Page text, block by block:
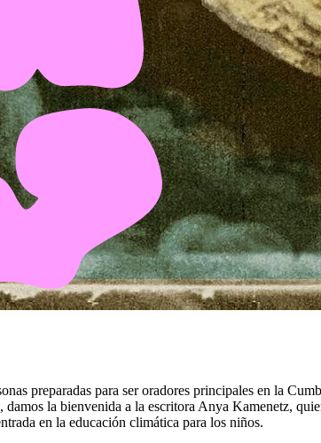
preparadas para ser oradores principales en la
la bienvenida a la escritora Anya Kamenetz,
en la educación climática para los niños.